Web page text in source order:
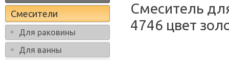
Смесители
Для раковины
Для ванны
Смеситель
4746 цвет